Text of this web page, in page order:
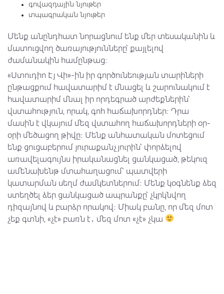
գովազդային նյութեր
տպագրական նյութեր
Մենք անընդհատ նորացնում ենք մեր տեսականին և
մատուցվող ծառայությունները՝ քայլելով
ժամանակին համընթաց։
«Ստուդիո Էյ Վի»-ին իր գործունեության տարիների
ընթացքում հավատարիմ է մնացել և շարունակում է
հավատարիմ մնալ իր որդեգրած արժեքներին՝
վստահություն, որակ, գոհ հաճախորդներ։ Դրա
մասին է վկայում մեզ վստահող հաճախորդների օր-
օրի մեծացող թիվը։ Մենք անհատական մոտեցում
ենք ցուցաբերում յուրաքանչյուրին՝ փորձելով
առավելագույնս իրականացնել ցանկացած, թեկուզ
ամենախենթ մտահաղացում՝ պատվերի
կատարման սեղմ ժամկետներում։ Մենք կօգնենք ձեզ
ստեղծել ձեր ցանկացած ապրանքը՝ չկրկնվող
դիզայնով և բարձր որակով։ Միակ բանը, որ մեզ մոտ
չեք գտնի, «չէ» բառն է․ մեզ մոտ «չէ» չկա